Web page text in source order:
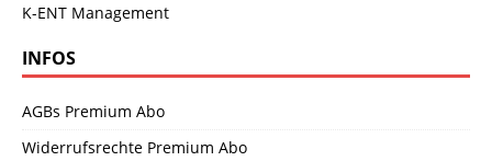
K-ENT Management
INFOS
AGBs Premium Abo
Widerrufsrechte Premium Abo